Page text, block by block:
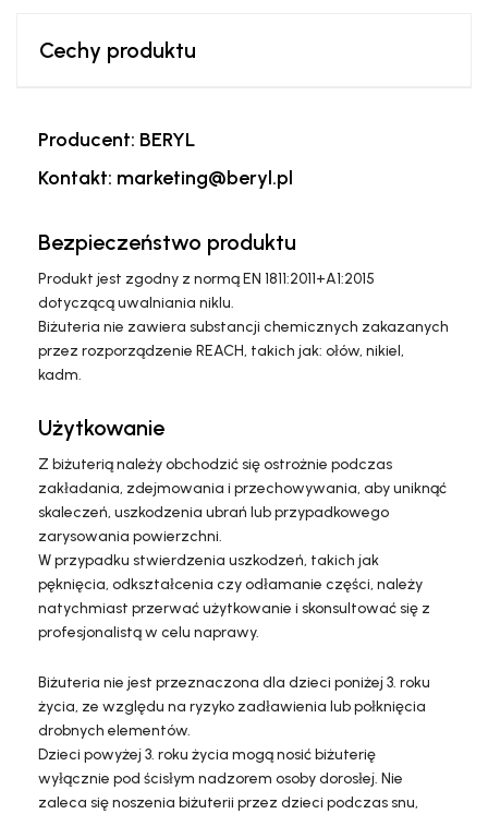
Cechy produktu
Producent: BERYL
Kontakt: marketing@beryl.pl
Bezpieczeństwo produktu
Produkt jest zgodny z normą EN 1811:2011+A1:2015
dotyczącą uwalniania niklu.
Biżuteria nie zawiera substancji chemicznych zakazanych
przez rozporządzenie REACH, takich jak: ołów, nikiel,
kadm.
Użytkowanie
Z biżuterią należy obchodzić się ostrożnie podczas
zakładania, zdejmowania i przechowywania, aby uniknąć
skaleczeń, uszkodzenia ubrań lub przypadkowego
zarysowania powierzchni.
W przypadku stwierdzenia uszkodzeń, takich jak
pęknięcia, odkształcenia czy odłamanie części, należy
natychmiast przerwać użytkowanie i skonsultować się z
profesjonalistą w celu naprawy.
Biżuteria nie jest przeznaczona dla dzieci poniżej 3. roku
życia, ze względu na ryzyko zadławienia lub połknięcia
drobnych elementów.
Dzieci powyżej 3. roku życia mogą nosić biżuterię
wyłącznie pod ścisłym nadzorem osoby dorosłej. Nie
zaleca się noszenia biżuterii przez dzieci podczas snu,